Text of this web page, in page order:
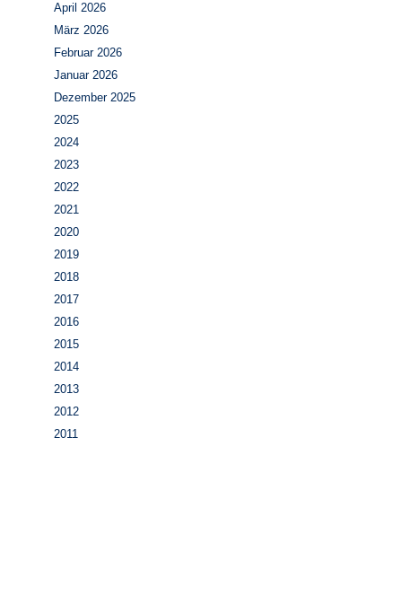
April 2026
März 2026
Februar 2026
Januar 2026
Dezember 2025
2025
2024
2023
2022
2021
2020
2019
2018
2017
2016
2015
2014
2013
2012
2011